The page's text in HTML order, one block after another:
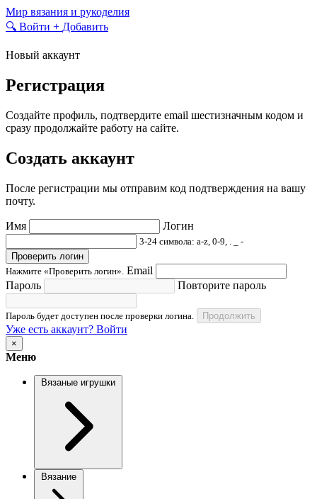
Skip
to
Мир вязания и рукоделия
🔍 Войти + Добавить
Новый аккаунт
Регистрация
Создайте профиль, подтвердите email шестизначным кодом и
сразу продолжайте работу на сайте.
Создать аккаунт
После регистрации мы отправим код подтверждения на вашу
почту.
Имя Логин
3-24 символа: a-z, 0-9, . _ -
Проверить логин
Нажмите «Проверить логин». Email
Пароль
Повторите пароль
Пароль будет доступен после проверки логина. Продолжить
Уже есть аккаунт? Войти
×
Меню
Вязаные игрушки
Вязание